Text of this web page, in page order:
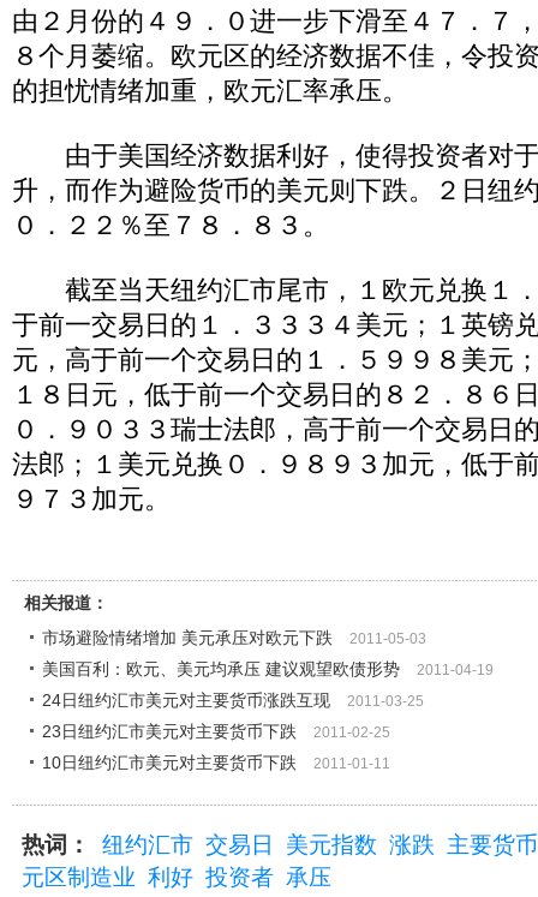
由２月份的４９．０进一步下滑至４７．７
８个月萎缩。欧元区的经济数据不佳，令投
的担忧情绪加重，欧元汇率承压。
由于美国经济数据利好，使得投资者对
升，而作为避险货币的美元则下跌。２日纽
０．２２％至７８．８３。
截至当天纽约汇市尾市，１欧元兑换１
于前一交易日的１．３３３４美元；１英镑
元，高于前一个交易日的１．５９９８美元
１８日元，低于前一个交易日的８２．８６
０．９０３３瑞士法郎，高于前一个交易日
法郎；１美元兑换０．９８９３加元，低于
９７３加元。
相关报道：
市场避险情绪增加 美元承压对欧元下跌
2011-05-03
美国百利：欧元、美元均承压 建议观望欧债形势 2011-04-19
24日纽约汇市美元对主要货币涨跌互现 2011-03-25
23日纽约汇市美元对主要货币下跌 2011-02-25
10日纽约汇市美元对主要货币下跌 2011-01-11
热词： 纽约汇市 交易日 美元指数 涨跌 主要货币
元区制造业 利好 投资者 承压